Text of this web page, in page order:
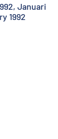
Januari
1992